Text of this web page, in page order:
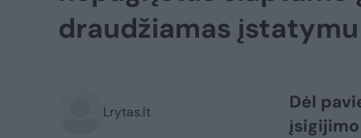
draudžiamas įstatymu
Lrytas.lt
Dėl